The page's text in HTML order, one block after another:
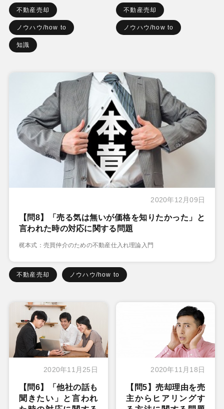
不動産売却
ノウハウ/how to
知識
不動産売却
ノウハウ/how to
2020年12月09日
【問8】「売る気は無いが価格を知りたかった」と
言われた時の対応に関する問題
梶本式：売買仲介のための不動産仕入れ理論入門
不動産売却 ノウハウ/how to
2020年11月25日
【問6】「他社の話も
聞きたい」と言われ
2020年11月18日
【問5】売却理由を売
主からヒアリングす